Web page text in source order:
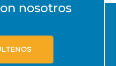
nosotros